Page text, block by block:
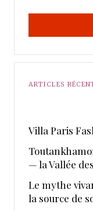
ARTICLES
​Villa Paris
— la Vallée
Le mythe
la source de